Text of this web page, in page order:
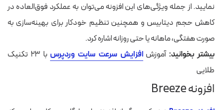
نمایید. از جمله ویژگی‌های این افزونه می‌توان به عملکرد فوق‌العاده در
کاهش حجم دیتابیس و همچنین تنظیم خودکار برای بهینه‌سازی به
صورت هفتگی، ماهانه یا حتی روزانه اشاره کرد.
بیشتر بخوانید: آموزشافزایش سرعت سایت وردپرس
با ۲۳ تکنیک
طلایی
افزونه Breeze